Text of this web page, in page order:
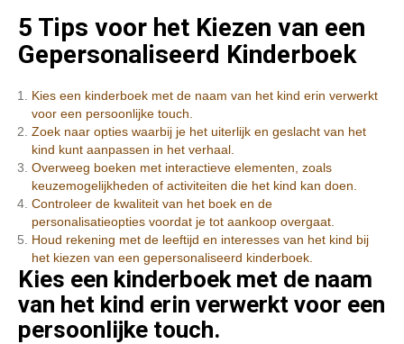
5 Tips voor het Kiezen van een
Gepersonaliseerd Kinderboek
Kies een kinderboek met de naam van het kind erin verwerkt
voor een persoonlijke touch.
Zoek naar opties waarbij je het uiterlijk en geslacht van het
kind kunt aanpassen in het verhaal.
Overweeg boeken met interactieve elementen, zoals
keuzemogelijkheden of activiteiten die het kind kan doen.
Controleer de kwaliteit van het boek en de
personalisatieopties voordat je tot aankoop overgaat.
Houd rekening met de leeftijd en interesses van het kind bij
het kiezen van een gepersonaliseerd kinderboek.
Kies een kinderboek met de naam
van het kind erin verwerkt voor een
persoonlijke touch.